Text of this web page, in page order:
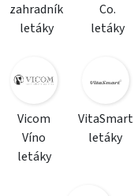
zahradník
letáky
Co.
letáky
Vicom
Víno
letáky
VitaSmart
letáky